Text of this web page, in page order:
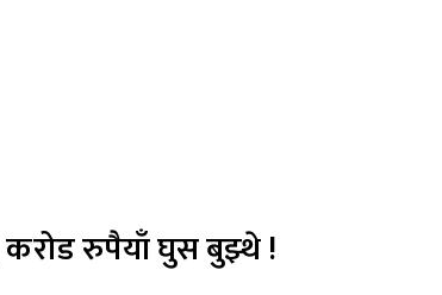
करोड रुपैयाँ घुस बुझ्थे !